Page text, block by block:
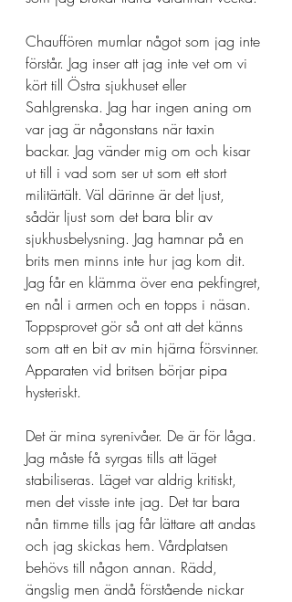
Chauffören mumlar något som jag inte
förstår. Jag inser att jag inte vet om vi
kört till Östra sjukhuset eller
Sahlgrenska. Jag har ingen aning om
var jag är någonstans när taxin
backar. Jag vänder mig om och kisar
ut till i vad som ser ut som ett stort
militärtält. Väl därinne är det ljust,
sådär ljust som det bara blir av
sjukhusbelysning. Jag hamnar på en
brits men minns inte hur jag kom dit.
Jag får en klämma över ena pekfingret,
en nål i armen och en topps i näsan.
Toppsprovet gör så ont att det känns
som att en bit av min hjärna försvinner.
Apparaten vid britsen börjar pipa
hysteriskt.
Det är mina syrenivåer. De är för låga.
Jag måste få syrgas tills att läget
stabiliseras. Läget var aldrig kritiskt,
men det visste inte jag. Det tar bara
nån timme tills jag får lättare att andas
och jag skickas hem. Vårdplatsen
behövs till någon annan. Rädd,
ängslig men ändå förstående nickar